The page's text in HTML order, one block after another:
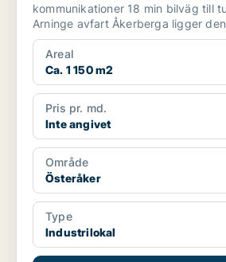
kommunikationer 18 min bilväg till
Arninge avfart Åkerberga ligger
fastighet med 10...
Areal
Ca. 1 150 m2
Pris pr. md.
Inte angivet
Område
Österåker
Type
Industrilokal